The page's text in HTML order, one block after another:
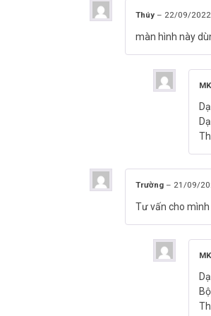
– Nguồn : DC12V/2.5A
– Xuất xứ: Trung Quốc.
– Chính sách bảo hành 36 tháng
Đặt hàng Online nhanh nhất
thêm thông tin được cập nhật tại
Thúy – 22/09/2022
màn hình này
Trường – 21/09/
Tư vấn cho